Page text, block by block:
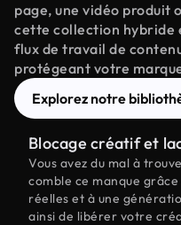
page, une vidéo produit
cette collection hybride
flux de travail de
protégeant votre
Explorez notre
Blocage créatif et
Vous avez du mal à
comble ce manque
réelles et à une
ainsi de libérer votre